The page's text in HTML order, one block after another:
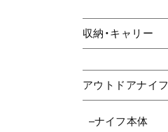
収納・キャリー
アウトドアナイフ
ナイフ本体